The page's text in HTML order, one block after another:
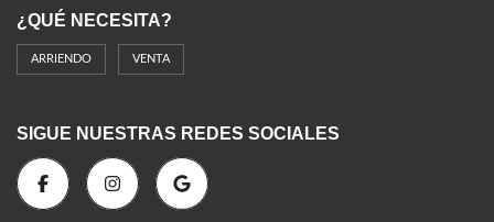
¿QUÉ NECESITA?
ARRIENDO VENTA
SIGUE NUESTRAS REDES SOCIALES